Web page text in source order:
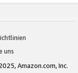
uns
Amazon.com, Inc.